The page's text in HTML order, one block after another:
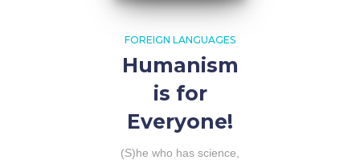
FOREIGN LANGUAGES
Humanism
is for
Everyone!
(S)he who has science,